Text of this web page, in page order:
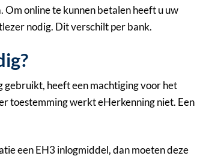
online te kunnen betalen heeft u uw
nodig. Dit verschilt per bank.
gebruikt, heeft een machtiging voor het
toestemming werkt eHerkenning niet. Een
een EH3 inlogmiddel, dan moeten deze